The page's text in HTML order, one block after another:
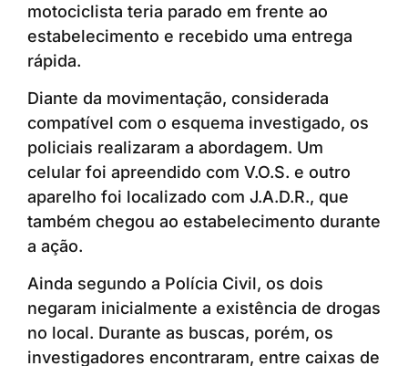
motociclista teria parado em frente ao
estabelecimento e recebido uma entrega
rápida.
Diante da movimentação, considerada
compatível com o esquema investigado, os
policiais realizaram a abordagem. Um
celular foi apreendido com V.O.S. e outro
aparelho foi localizado com J.A.D.R., que
também chegou ao estabelecimento durante
a ação.
Ainda segundo a Polícia Civil, os dois
negaram inicialmente a existência de drogas
no local. Durante as buscas, porém, os
investigadores encontraram, entre caixas de